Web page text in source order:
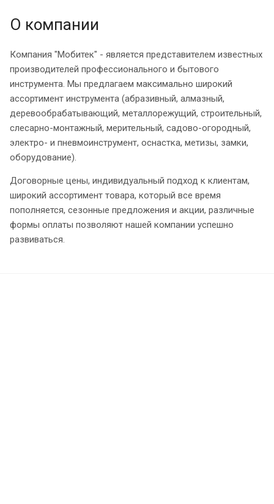
О компании
Компания "Мобитек" - является представителем известных
производителей профессионального и бытового
инструмента. Мы предлагаем максимально широкий
ассортимент инструмента (абразивный, алмазный,
деревообрабатывающий, металлорежущий, строительный,
слесарно-монтажный, мерительный, садово-огородный,
электро- и пневмоинструмент, оснастка, метизы, замки,
оборудование).
Договорные цены, индивидуальный подход к клиентам,
широкий ассортимент товара, который все время
пополняется, сезонные предложения и акции, различные
формы оплаты позволяют нашей компании успешно
развиваться.